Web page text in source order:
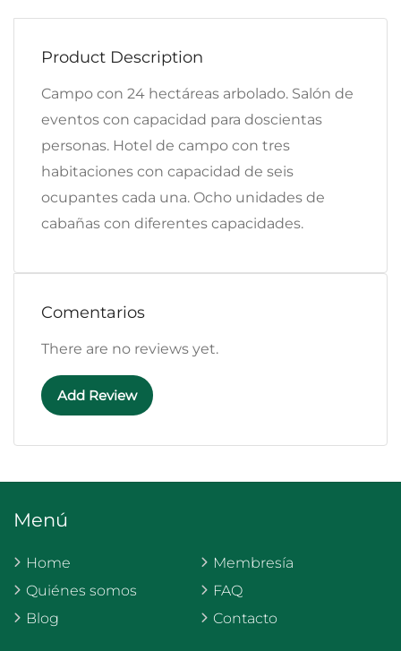
Product Description
Campo con 24 hectáreas arbolado. Salón de
eventos con capacidad para doscientas
personas. Hotel de campo con tres
habitaciones con capacidad de seis
ocupantes cada una. Ocho unidades de
cabañas con diferentes capacidades.
Comentarios
There are no reviews yet.
Add Review
Menú
Home
Quiénes somos
Blog
Membresía
FAQ
Contacto